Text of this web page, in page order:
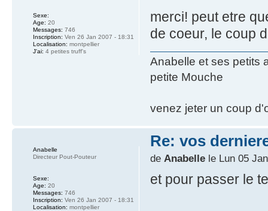
merci! peut etre
de coeur, le coup
Anabelle et ses petits
petite Mouche
venez jeter un coup
Sexe:
Age: 20
Messages: 746
Inscription: Ven 26 Jan 2007 - 18:31
Localisation: montpellier
J'ai: 4 petites truff's
Re: vos
de Anabellele Lun 05
et pour passer le
Anabelle
Directeur Pout-Pouteur
Sexe:
Age: 20
Messages: 746
Inscription: Ven 26 Jan 2007 - 18:31
Localisation: montpellier